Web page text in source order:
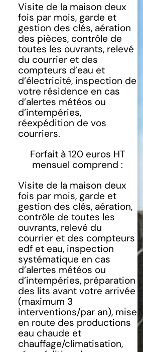
Visite de la maison deux
fois par mois, garde et
gestion des clés, aération
des pièces, contrôle de
toutes les ouvrants, relevé
du courrier et des
compteurs d’eau et
d’électricité, inspection de
votre résidence en cas
d’alertes météos ou
d’intempéries,
réexpédition de vos
courriers.
Forfait à 120 euros HT
mensuel comprend :
Visite de la maison deux
fois par mois, garde et
gestion des clés, aération,
contrôle de toutes les
ouvrants, relevé du
courrier et des compteurs
edf et eau, inspection
systématique en cas
d’alertes météos ou
d’intempéries, préparation
des lits avant votre arrivée
(maximum 3
interventions/par an), mise
en route des productions
eau chaude et
chauffage/climatisation,